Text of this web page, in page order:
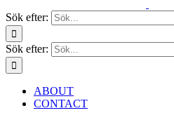
Sök efter:
Sök efter:
ABOUT
CONTACT